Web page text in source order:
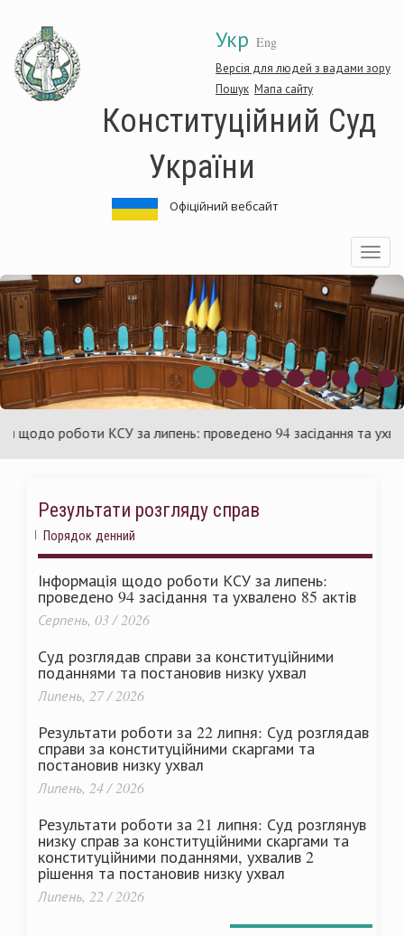
основного
матеріалу
Укр Eng
Версія для людей з вадами зору
Пошук Мапа сайту
Конституційний Суд
України
Офіційний вебсайт
Toggle
роботи КСУ за липень: проведено 94 засідання та
Результати розгляду справ
Порядок денний
Інформація щодо роботи КСУ за липень:
проведено 94 засідання та ухвалено 85 актів
Серпень, 03 / 2026
Суд розглядав справи за конституційними
поданнями та постановив низку ухвал
Липень, 27 / 2026
Результати роботи за 22 липня: Суд розглядав
справи за конституційними скаргами та
постановив низку ухвал
Липень, 24 / 2026
Результати роботи за 21 липня: Суд розглянув
низку справ за конституційними скаргами та
конституційними поданнями, ухвалив 2
рішення та постановив низку ухвал
Липень, 22 / 2026